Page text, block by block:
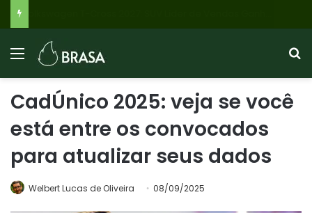
CadÚnico 2025: veja se você
está entre os convocados
para atualizar seus dados
Welbert Lucas de Oliveira 08/09/2025